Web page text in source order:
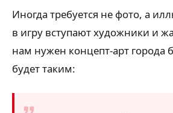
Иногда требуется не фото, а
в игру вступают художники и
нам нужен концепт-арт города
будет таким: